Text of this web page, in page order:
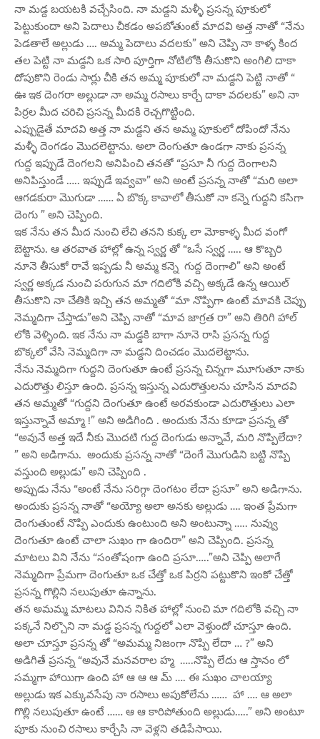
నా మడ్ద బయటకి వచ్చేసింది. నా మడ్దని మళ్ళీ ప్రసన్న పూకులో
పెట్టుకుందా అని పెదాలు చీకడం అపబోతుంటే మాదవి అత్త నాతో “నేను
పెడతాలే అల్లుడు …. అమ్మ పెదాలు వదలకు” అని చెప్పి నా కాళ్ళ కింద
తల పెట్టి నా మడ్దని ఒక సారి పూర్తిగా నోటిలోకి తీసుకొని అంగిలి దాకా
దోపుకొని రెండు సార్లు చీకి తన అమ్మ పూకులో నా మడ్దని పెట్టి నాతో “
ఊ ఇక దెంగరా అల్లుడా నా అమ్మ రసాలు కార్చే దాకా వదలకు” అని నా
పిర్రల మీద చరిచి ప్రసన్న మీదకి రెచ్చగొట్టింది.
ఎప్పుడైతే మాదవి అత్త నా మడ్దని తన అమ్మ పూకులో దోపిందో నేను
మళ్ళీ దెంగడం మొదలెట్టాను. అలా దెంగుతూ ఉండగా నాకు ప్రసన్న
గుద్ద ఇప్పుడే దెంగలని అనిపించి తనతో “ప్రసూ నీ గుద్ద దెంగాలని
అనిపిస్తుండే ….. ఇప్పుడే ఇవ్వవా” అని అంటే ప్రసన్న నాతో “మరి అలా
ఆగడకురా మొగుడా …… ఏ బొక్క కావాలో తీసుకో నా కన్నె గుద్దని కసిగా
దెంగు ” అని చెప్పింది.
ఇక నేను తన మీద నుంచి లేచి తనని కుక్క లా మోకాళ్ళ మీద వంగో
బెట్టాను. ఆ తరవాత హాల్లో ఉన్న స్వర్ణ తో “ఒసే స్వర్ణ ….. ఆ కొబ్బరి
నూనె తీసుకో రావే ఇప్పడు నీ అమ్మ కన్నె గుద్ద దెంగాలి” అని అంటే
స్వర్ణ అక్కడ నుంచి పరుగున మా గదిలోకి వచ్చి అక్కడే ఉన్న ఆయిల్
తీసుకొని నా చేతికి ఇచ్చి తన అమ్మతో “మా నొప్పిగా ఉంటే మావకి చెప్పు
నెమ్మదిగా చేస్తాడు”అని చెప్పి నాతో “మావ జాగ్రత రా” అని తిరిగి హాల్
లోకి వెళ్ళింది. ఇక నేను నా మడ్డకి బాగా నూనె రాసి ప్రసన్న గుద్ద
బొక్కలో వేసి నెమ్మదిగా నా మడ్దని దించడం మొదలెట్టాను.
నేను నెమ్మదిగా గుద్దని దెంగుతూ ఉంటే ప్రసన్న చిన్నగా మూగుతూ నాకు
ఎదురొత్తు లిస్తూ ఉంది. ప్రసన్న ఇస్తున్న ఎదురొత్తులను చూసిన మాదవి
తన అమ్మతో “గుద్దని దెంగుతూ ఉంటే అరవకుండా ఎదురొత్తులు ఎలా
ఇస్తున్నావే అమ్మా !” అని అడిగింది . అందుకు నేను కూడా ప్రసన్న తో
“అవునే అత్త ఇదే నీకు మొదటి గుద్ద దెంగుడు అన్నావే, మరి నొప్పిలేదా?
” అని అడిగాను. అందుకు ప్రసన్న నాతో “దెంగే మొగుడిని బట్టి నొప్పి
వస్తుంది అల్లుడు” అని చెప్పింది .
అప్పుడు నేను “అంటే నేను సరిగ్గా దెంగటం లేదా ప్రసూ” అని అడిగాను.
అందుకు ప్రసన్న నాతో “అయ్యో అలా అనకు అల్లుడు …. ఇంత ప్రేమగా
దెంగుతుంటే నొప్పి ఎందుకు ఉంటుంది అని అంటున్నా ….. నువ్వు
దెంగుతూ ఉంటే చాలా సుఖం గా ఉందిరా” అని చెప్పింది. ప్రసన్న
మాటలు విని నేను “సంతోషంగా ఉంది ప్రసూ…..”అని చెప్పి అలాగే
నెమ్మదిగా ప్రేమగా దెంగుతూ ఒక చేత్తో ఒక పిర్రని పట్టుకొని ఇంకో చేత్తో
ప్రసన్న గొల్లిని నలుపుతూ ఉన్నాను.
తన అమమ్మ మాటలు వినిన నికిత హాల్లో నుంచి మా గదిలోకి వచ్చి నా
పక్కనే నిల్చొని నా మడ్డ ప్రసన్న గుద్దలో ఎలా వెళ్తుందో చూస్తూ ఉంది.
అలా చూస్తూ ప్రసన్న తో “అమమ్మ నిజంగా నొప్పి లేదా … ?” అని
అడిగితే ప్రసన్న “అవునే మనవరాల హ్మ …..నొప్పి లేదు ఆ స్తానం లో
సమ్మగా హాయిగా ఉంది హా ఆ ఆ ఆ మ్ …. ఈ సుఖం చాలయ్యా
అల్లుడు ఇక ఎక్కువసేపు నా రసాలు అపుకోలేను …… హా …. ఆ అలా
గొల్లి నలుపుతూ ఉంటే …… ఆ ఆ కారిపోతుంది అల్లుడు…..” అని అంటూ
పూకు నుంచి రసాలు కార్చేసి నా వెళ్లని తడిపేసాయి.